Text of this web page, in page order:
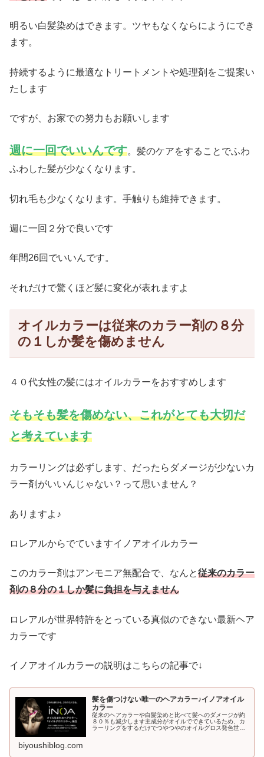
明るい白髪染めはできます。ツヤもなくならにようにでき
ます。
持続するように最適なトリートメントや処理剤をご提案い
たします
ですが、お家での努力もお願いします
週に一回でいいんです。髪のケアをすることでふわ
ふわした髪が少なくなります。
切れ毛も少なくなります。手触りも維持できます。
週に一回２分で良いです
年間26回でいいんです。
それだけで驚くほど髪に変化が表れますよ
オイルカラーは従来のカラー剤の８分
の１しか髪を傷めません
４０代女性の髪にはオイルカラーをおすすめします
そもそも髪を傷めない、これがとても大切だ
と考えています
カラーリングは必ずします、だったらダメージが少ないカ
ラー剤がいいんじゃない？って思いません？
ありますよ♪
ロレアルからでていますイノアオイルカラー
このカラー剤はアンモニア無配合で、なんと従来のカラー
剤の８分の１しか髪に負担を与えません
ロレアルが世界特許をとっている真似のできない最新ヘア
カラーです
イノアオイルカラーの説明はこちらの記事で↓
髪を傷つけない唯一のヘアカラー♪イノアオイル
カラー
従来のヘアカラーや白髪染めと比べて髪へのダメージが約
８０％も減少します主成分がオイルでできているため、カ
ラーリングをするだけでつやつやのオイルグロス発色世界
biyoushiblog.com